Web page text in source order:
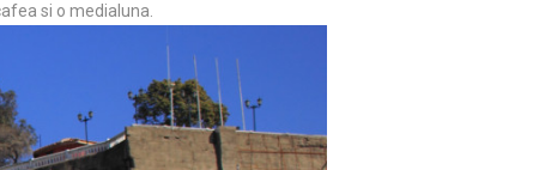
si o medialuna.